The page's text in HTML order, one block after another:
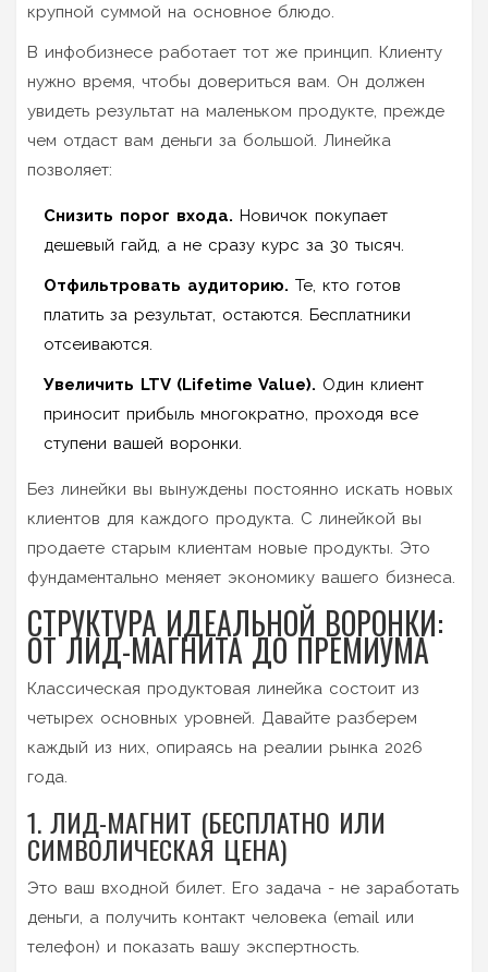
крупной суммой на основное блюдо.
В инфобизнесе работает тот же принцип. Клиенту
нужно время, чтобы довериться вам. Он должен
увидеть результат на маленьком продукте, прежде
чем отдаст вам деньги за большой. Линейка
позволяет:
Снизить порог входа. Новичок покупает
дешевый гайд, а не сразу курс за 30 тысяч.
Отфильтровать аудиторию. Те, кто готов
платить за результат, остаются. Бесплатники
отсеиваются.
Увеличить LTV (Lifetime Value). Один клиент
приносит прибыль многократно, проходя все
ступени вашей воронки.
Без линейки вы вынуждены постоянно искать новых
клиентов для каждого продукта. С линейкой вы
продаете старым клиентам новые продукты. Это
фундаментально меняет экономику вашего бизнеса.
СТРУКТУРА ИДЕАЛЬНОЙ ВОРОНКИ:
ОТ ЛИД-МАГНИТА ДО ПРЕМИУМА
Классическая продуктовая линейка состоит из
четырех основных уровней. Давайте разберем
каждый из них, опираясь на реалии рынка 2026
года.
1. ЛИД-МАГНИТ (БЕСПЛАТНО ИЛИ
СИМВОЛИЧЕСКАЯ ЦЕНА)
Это ваш входной билет. Его задача - не заработать
деньги, а получить контакт человека (email или
телефон) и показать вашу экспертность.